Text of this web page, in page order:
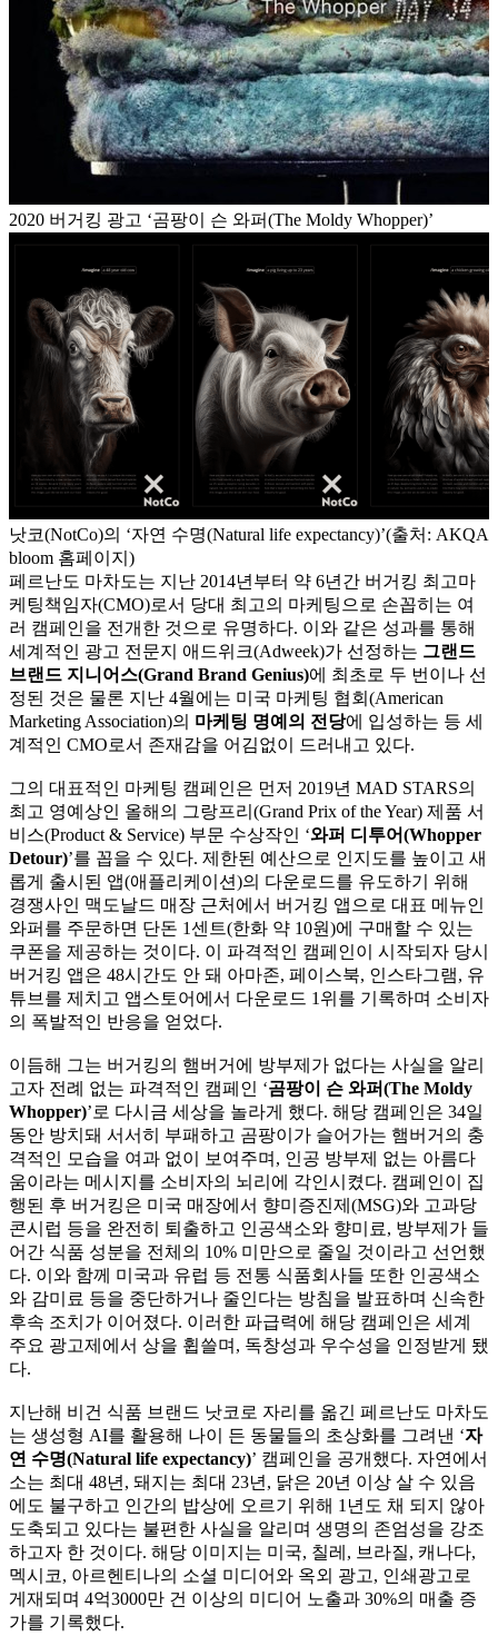
2020 버거킹 광고 ‘곰팡이 슨 와퍼(The Moldy Whopper)’
낫코(NotCo)의 ‘자연 수명(Natural life expectancy)’(출처: AKQA
bloom 홈페이지)
페르난도 마차도는 지난 2014년부터 약 6년간 버거킹 최고마
케팅책임자(CMO)로서 당대 최고의 마케팅으로 손꼽히는 여
러 캠페인을 전개한 것으로 유명하다. 이와 같은 성과를 통해
세계적인 광고 전문지 애드위크(Adweek)가 선정하는 그랜드
브랜드 지니어스(Grand Brand Genius)에 최초로 두 번이나 선
정된 것은 물론 지난 4월에는 미국 마케팅 협회(American
Marketing Association)의 마케팅 명예의 전당에 입성하는 등 세
계적인 CMO로서 존재감을 어김없이 드러내고 있다.
그의 대표적인 마케팅 캠페인은 먼저 2019년 MAD STARS의
최고 영예상인 올해의 그랑프리(Grand Prix of the Year) 제품 서
비스(Product & Service) 부문 수상작인 ‘와퍼 디투어(Whopper
Detour)’를 꼽을 수 있다. 제한된 예산으로 인지도를 높이고 새
롭게 출시된 앱(애플리케이션)의 다운로드를 유도하기 위해
경쟁사인 맥도날드 매장 근처에서 버거킹 앱으로 대표 메뉴인
와퍼를 주문하면 단돈 1센트(한화 약 10원)에 구매할 수 있는
쿠폰을 제공하는 것이다. 이 파격적인 캠페인이 시작되자 당시
버거킹 앱은 48시간도 안 돼 아마존, 페이스북, 인스타그램, 유
튜브를 제치고 앱스토어에서 다운로드 1위를 기록하며 소비자
의 폭발적인 반응을 얻었다.
이듬해 그는 버거킹의 햄버거에 방부제가 없다는 사실을 알리
고자 전례 없는 파격적인 캠페인 ‘곰팡이 슨 와퍼(The Moldy
Whopper)’로 다시금 세상을 놀라게 했다. 해당 캠페인은 34일
동안 방치돼 서서히 부패하고 곰팡이가 슬어가는 햄버거의 충
격적인 모습을 여과 없이 보여주며, 인공 방부제 없는 아름다
움이라는 메시지를 소비자의 뇌리에 각인시켰다. 캠페인이 집
행된 후 버거킹은 미국 매장에서 향미증진제(MSG)와 고과당
콘시럽 등을 완전히 퇴출하고 인공색소와 향미료, 방부제가 들
어간 식품 성분을 전체의 10% 미만으로 줄일 것이라고 선언했
다. 이와 함께 미국과 유럽 등 전통 식품회사들 또한 인공색소
와 감미료 등을 중단하거나 줄인다는 방침을 발표하며 신속한
후속 조치가 이어졌다. 이러한 파급력에 해당 캠페인은 세계
주요 광고제에서 상을 휩쓸며, 독창성과 우수성을 인정받게 됐
다.
지난해 비건 식품 브랜드 낫코로 자리를 옮긴 페르난도 마차도
는 생성형 AI를 활용해 나이 든 동물들의 초상화를 그려낸 ‘자
연 수명(Natural life expectancy)’ 캠페인을 공개했다. 자연에서
소는 최대 48년, 돼지는 최대 23년, 닭은 20년 이상 살 수 있음
에도 불구하고 인간의 밥상에 오르기 위해 1년도 채 되지 않아
도축되고 있다는 불편한 사실을 알리며 생명의 존엄성을 강조
하고자 한 것이다. 해당 이미지는 미국, 칠레, 브라질, 캐나다,
멕시코, 아르헨티나의 소셜 미디어와 옥외 광고, 인쇄광고로
게재되며 4억3000만 건 이상의 미디어 노출과 30%의 매출 증
가를 기록했다.